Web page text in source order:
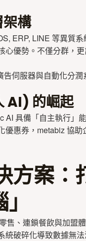
構
ERP, LINE 等異質
心優勢。不僅分群，
告伺服器與自動化分
AI) 的崛起
AI 具備「自主執行」
優惠券，metabiz 協
案：
售、連鎖餐飲與加盟
破碎化導致數據無法